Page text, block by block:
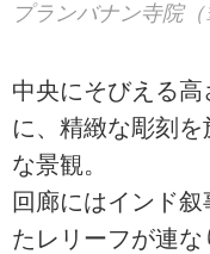
プランバナン寺院（
中央にそびえる
に、精緻な彫刻
な景観。
回廊にはインド叙
たレリーフが連